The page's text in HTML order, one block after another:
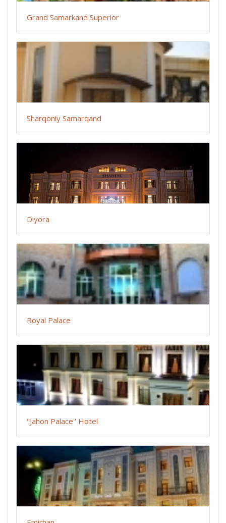
Grand Samarkand Superior
Sharqoniy Samarqand
Diyora
Royal Palace
"Jahon Palace" Hotel